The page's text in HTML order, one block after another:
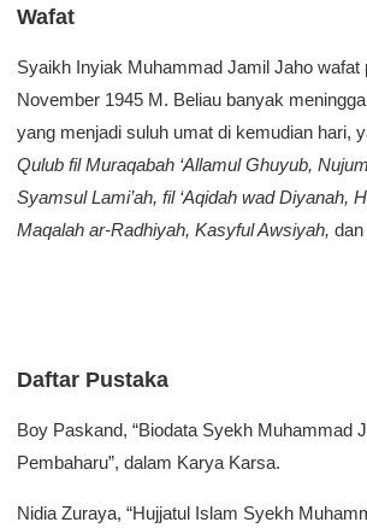
Wafat
Syaikh Inyiak Muhammad Jamil Jaho wafat
November 1945 M. Beliau banyak
yang menjadi suluh umat di kemudian hari,
Qulub fil Muraqabah ‘Allamul Ghuyub,
Syamsul Lami’ah, fil ‘Aqidah wad Diyanah,
Maqalah ar-Radhiyah, Kasyful Awsiyah, dan
Daftar Pustaka
Boy Paskand, “Biodata Syekh Muhammad
Pembaharu”, dalam Karya Karsa.
Nidia Zuraya, “Hujjatul Islam Syekh